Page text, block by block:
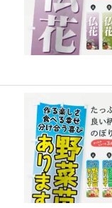
42
43
45
46
47
48
49